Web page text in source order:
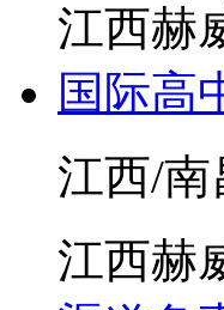
江西赫
国际高
江西/南
江西赫